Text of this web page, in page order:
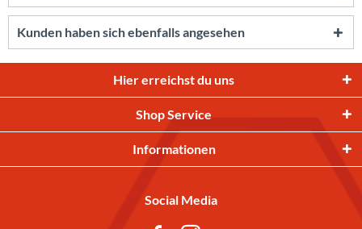
Kunden haben sich ebenfalls angesehen
Hier erreichst du uns
Shop Service
Informationen
Social Media